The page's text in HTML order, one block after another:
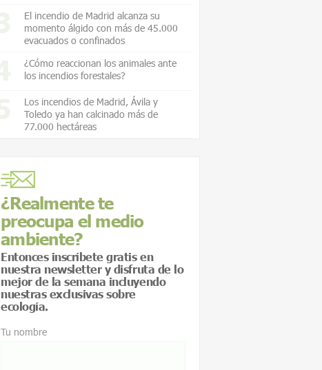
El incendio de Madrid alcanza su
momento álgido con más de 45.000
evacuados o confinados
¿Cómo reaccionan los animales ante
los incendios forestales?
Los incendios de Madrid, Ávila y
Toledo ya han calcinado más de
77.000 hectáreas
¿Realmente te
preocupa el medio
ambiente?
Entonces inscríbete gratis en
nuestra newsletter y disfruta de lo
mejor de la semana incluyendo
nuestras exclusivas sobre
ecología.
Tu nombre